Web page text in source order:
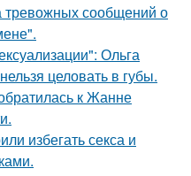
тревожных сообщений о
Ольга
целовать в губы.
к Жанне
избегать секса и